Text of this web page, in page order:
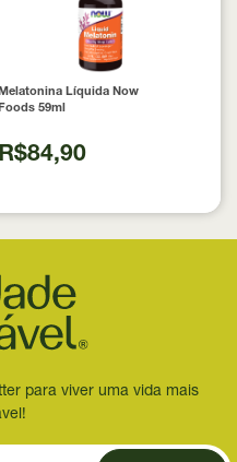
Melatonina Líquida Now
Foods 59ml
R$84,90
para viver uma vida mais